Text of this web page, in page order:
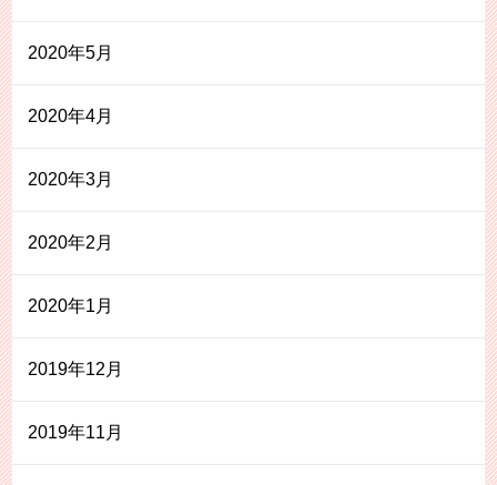
2020年5月
2020年4月
2020年3月
2020年2月
2020年1月
2019年12月
2019年11月